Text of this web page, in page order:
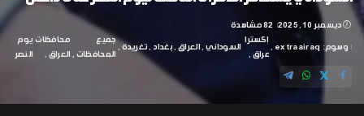
ديسمبر 10, 2025 82 مشاهدة
وسوم: extraairaq
إكسترا
عراق
السوداني العراق بغداد تغريدة
جميع
المحافظات
محافظات
العراق
يوم
النصر